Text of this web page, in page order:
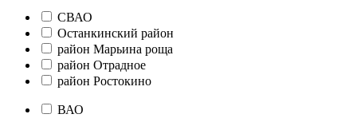
СВАО
Останкинский район
район Марьина роща
район Отрадное
район Ростокино
ВАО